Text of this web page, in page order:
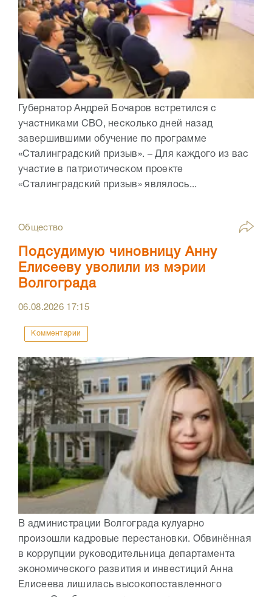
Губернатор Андрей Бочаров встретился с
участниками СВО, несколько дней назад
завершившими обучение по программе
«Сталинградский призыв». – Для каждого из вас
участие в патриотическом проекте
«Сталинградский призыв» являлось...
Общество
Подсудимую чиновницу Анну
Елисееву уволили из мэрии
Волгограда
06.08.2026 17:15
Комментарии
В администрации Волгограда кулуарно
произошли кадровые перестановки. Обвинённая
в коррупции руководительница департамента
экономического развития и инвестиций Анна
Елисеева лишилась высокопоставленного